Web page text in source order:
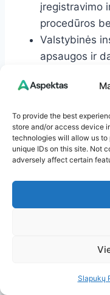
To provide the best
store and/or access device
technologies will allow us to
unique IDs on this site. Not
adversely affect certain
Slapukų
įregistravimo
procedūros
Valstybinės
apsaugos ir
puslapiuose –
keičiasi.
Išvada:
Apsibrėžkite
sukaupkite